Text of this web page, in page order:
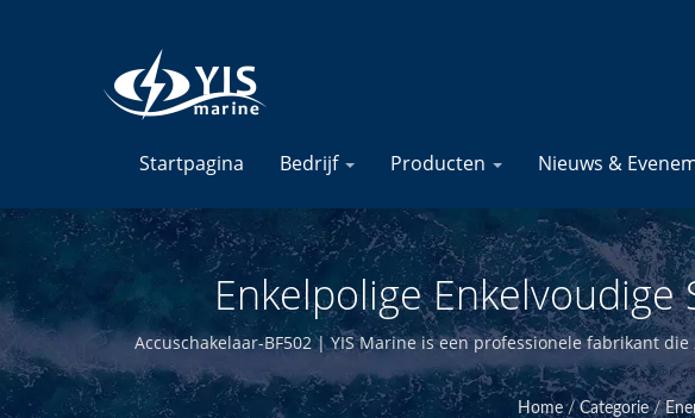
Startpagina Bedrijf Producten Nieuws &
Enkelpolige
Fabrikant Van
Accuschakelaar-BF502 | YIS Marine is een professionele fabrikant
Door intern te ontwerpen en te produceren en
Home / Categorie /